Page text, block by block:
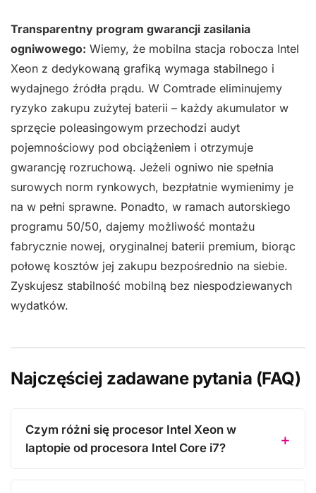
Transparentny program gwarancji zasilania
ogniwowego: Wiemy, że mobilna stacja robocza Intel
Xeon z dedykowaną grafiką wymaga stabilnego i
wydajnego źródła prądu. W Comtrade eliminujemy
ryzyko zakupu zużytej baterii – każdy akumulator w
sprzęcie poleasingowym przechodzi audyt
pojemnościowy pod obciążeniem i otrzymuje
gwarancję rozruchową. Jeżeli ogniwo nie spełnia
surowych norm rynkowych, bezpłatnie wymienimy je
na w pełni sprawne. Ponadto, w ramach autorskiego
programu 50/50, dajemy możliwość montażu
fabrycznie nowej, oryginalnej baterii premium, biorąc
połowę kosztów jej zakupu bezpośrednio na siebie.
Zyskujesz stabilność mobilną bez niespodziewanych
wydatków.
Najczęściej zadawane pytania (FAQ)
Czym różni się procesor Intel Xeon w
laptopie od procesora Intel Core i7?